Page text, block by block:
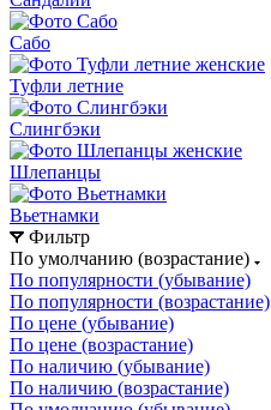
Сабо
Туфли летние
Слингбэки
Шлепанцы
Вьетнамки
Фильтр
По умолчанию (возрастание)
По популярности (убывание)
По популярности (возрастание)
По цене (убывание)
По цене (возрастание)
По наличию (убывание)
По наличию (возрастание)